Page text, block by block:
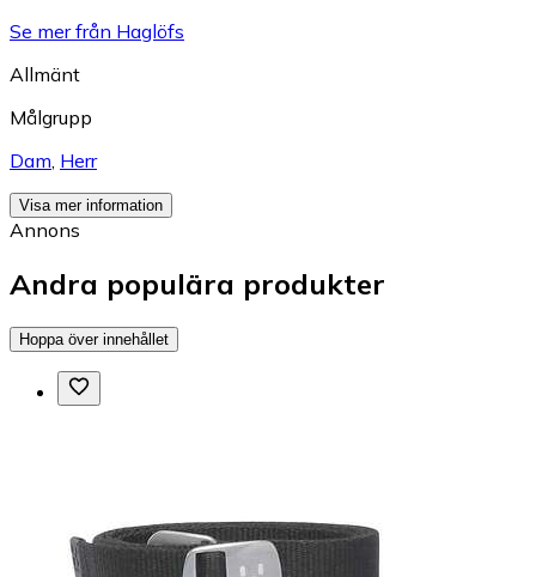
Se mer från Haglöfs
Allmänt
Målgrupp
Dam, Herr
Visa mer information
Annons
Andra populära produkter
Hoppa över innehållet